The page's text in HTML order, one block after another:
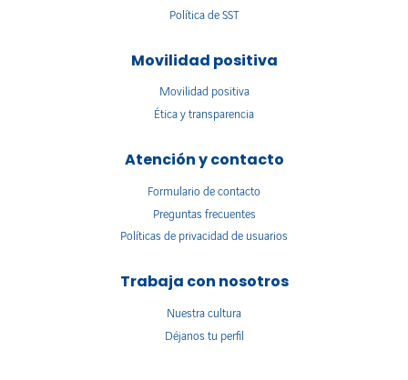
Política de SST
Movilidad positiva
Movilidad positiva
Ética y transparencia
Atención y contacto
Formulario de contacto
Preguntas frecuentes
Políticas de privacidad de usuarios
Trabaja con nosotros
Nuestra cultura
Déjanos tu perfil